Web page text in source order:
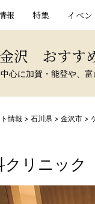
報 特集 イベン
沢 おすす
心に加賀・能登や、
情報 > 石川県 > 金沢市 >
クリニック